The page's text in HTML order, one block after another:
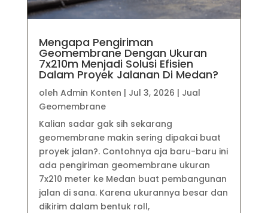
Mengapa Pengiriman
Geomembrane Dengan Ukuran
7x210m Menjadi Solusi Efisien
Dalam Proyek Jalanan Di Medan?
oleh Admin Konten | Jul 3, 2026 | Jual
Geomembrane
Kalian sadar gak sih sekarang
geomembrane makin sering dipakai buat
proyek jalan?. Contohnya aja baru-baru ini
ada pengiriman geomembrane ukuran
7x210 meter ke Medan buat pembangunan
jalan di sana. Karena ukurannya besar dan
dikirim dalam bentuk roll,